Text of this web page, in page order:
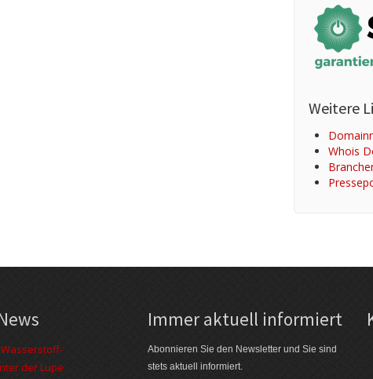
Weitere
Whois
der Lupe
Immer aktuell informiert
Abonnieren Sie den Newsletter und Sie sind
stets aktuell informiert.